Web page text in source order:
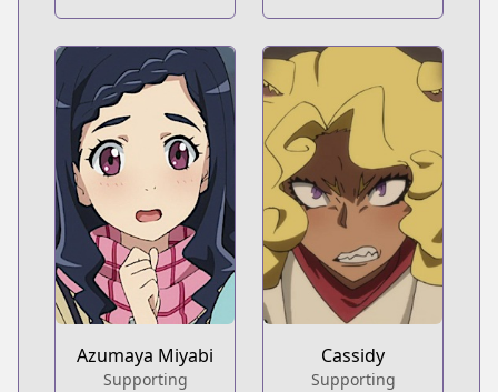
Azumaya Miyabi
Supporting
Cassidy
Supporting